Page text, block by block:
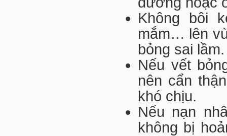
Không bôi
mắm… lên
bỏng sai lầm.
Nếu vết
nên cẩn
khó chịu.
Nếu nạn
không bị